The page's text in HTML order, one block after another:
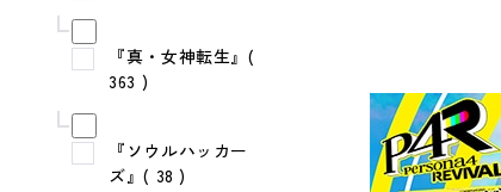
『真・女神転生』(
363 )
『ソウルハッカー
ズ』( 38 )